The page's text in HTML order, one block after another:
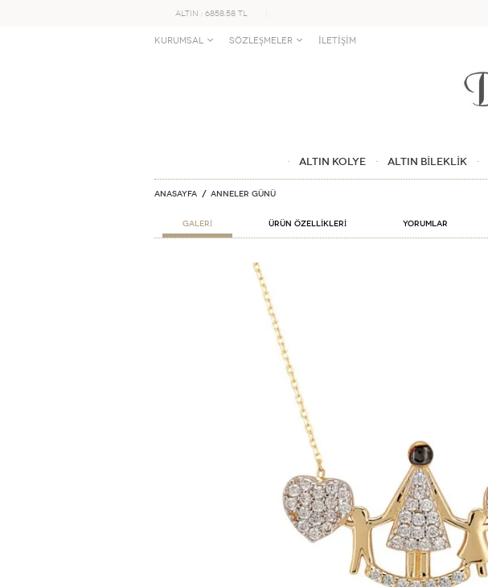
ALTIN : 6858.58 TL
KURUMSAL SÖZLEŞMELER İLETİŞİM
ALTIN KOLYE ALTIN BİLEKLİK
Anasayfa Anneler Günü
GALERİ ÜRÜN ÖZELLİKLERİ Yorumlar